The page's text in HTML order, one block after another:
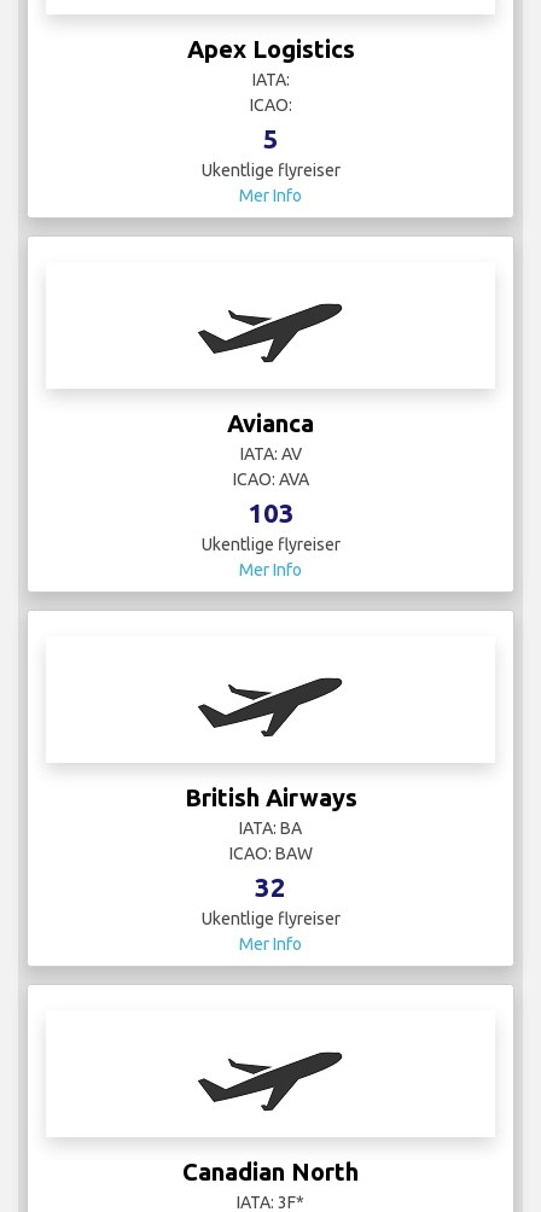
IATA:
ICAO:
5
Ukentlige flyreiser
Mer Info
Avianca
IATA: AV
ICAO: AVA
103
Ukentlige flyreiser
Mer Info
British Airways
32
Ukentlige flyreiser
Canadian North
IATA: 3F*
Mer Info